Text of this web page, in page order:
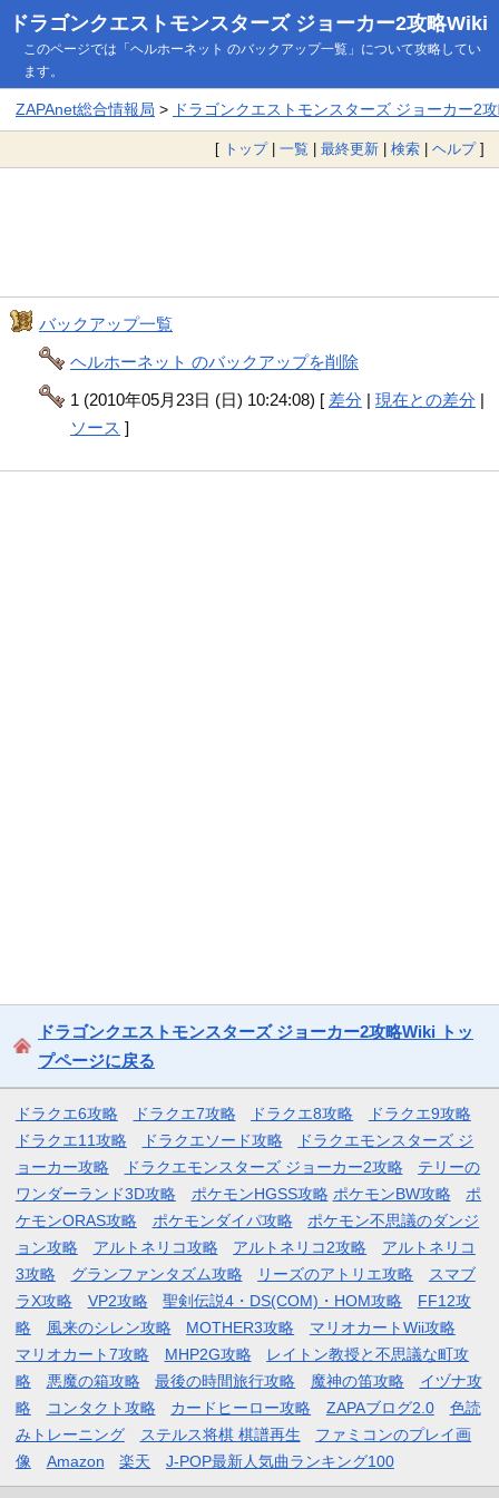
ドラゴンクエストモンスターズ ジョーカー2攻略Wiki
このページでは「ヘルホーネット のバックアップ一覧」について攻略してい
ます。
ZAPAnet総合情報局 > ドラゴンクエストモンスターズ ジョーカー2
[ トップ| 一覧 | 最終更新 | 検索 | ヘルプ]
バックアップ一覧
ヘルホーネット のバックアップを削除
1 (2010年05月23日 (日) 10:24:08) [ 差分 |現在との差分 |
ソース ]
ドラゴンクエストモンスターズ ジョーカー2攻略Wiki トッ
プページに戻る
ドラクエ6攻略 ドラクエ7攻略 ドラクエ8攻略
ドラクエ9攻略
ドラクエ11攻略
ドラクエソード攻略
ドラクエモンスターズ ジ
ョーカー攻略
ドラクエモンスターズ ジョーカー2攻略
テリーの
ワンダーランド3D攻略
ポケモンHGSS攻略 ポケモンBW攻略
ポ
ケモンORAS攻略
ポケモンダイパ攻略
ポケモン不思議のダンジ
ョン攻略
アルトネリコ攻略 アルトネリコ2攻略
アルトネリコ
3攻略
グランファンタズム攻略 リーズのアトリエ攻略
スマブ
ラX攻略
VP2攻略 聖剣伝説4・DS(COM)・HOM攻略
FF12攻
略
風来のシレン攻略 MOTHER3攻略
マリオカートWii攻略
マリオカート7攻略
MHP2G攻略
レイトン教授と不思議な町攻
略
悪魔の箱攻略 最後の時間旅行攻略 魔神の笛攻略
イヅナ攻
略
コンタクト攻略 カードヒーロー攻略 ZAPAブログ2.0
色読
みトレーニング
ステルス将棋 棋譜再生
ファミコンのプレイ画
像
Amazon 楽天 J-POP最新人気曲ランキング100